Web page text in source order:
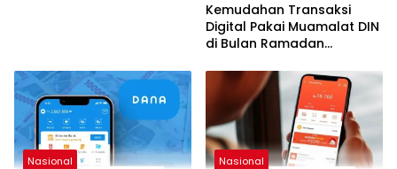
Kemudahan Transaksi
Digital Pakai Muamalat DIN
di Bulan Ramadan
Nasional Nasional